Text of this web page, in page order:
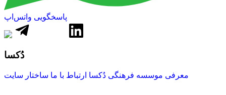
پاسخگویی واتس‌اپ
دُکسا
معرفی موسسه فرهنگی دُکسا ارتباط با ما ساختار سایت